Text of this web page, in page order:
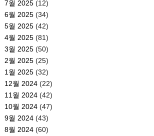
7월 2025(12)
6월 2025(34)
5월 2025(42)
4월 2025(81)
3월 2025(50)
2월 2025(25)
1월 2025(32)
12월 2024(22)
11월 2024(42)
10월 2024(47)
9월 2024(43)
8월 2024(60)